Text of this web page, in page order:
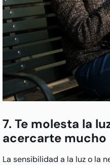
7. Te molesta la
acercarte mucho
La sensibilidad a la luz o la